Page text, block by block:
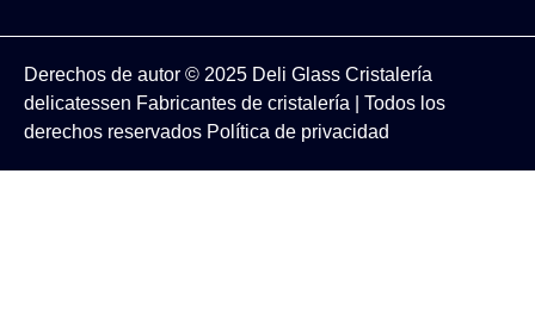
Derechos de autor © 2025 Deli Glass Cristalería
delicatessen Fabricantes de cristalería
| Todos los
derechos reservados Política de privacidad